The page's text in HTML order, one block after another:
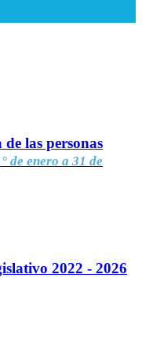
las personas
de enero a 31 de
2022 - 2026